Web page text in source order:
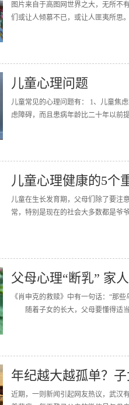
图片来自于高图网世界之大，无所不
们或让人倾慕不已，或让人匪夷所思
儿童心理问题
儿童常见的心理问题有： 1、儿童焦
虑障碍，而且患病年龄比二十年以前
儿童心理健康的5个
儿童在生长发育期，父母们除了要注
常，特别是现在的社会大多数都是爷
父母心理“断乳” 家
《肖申克的救赎》中有一句话：“那
随着子女的长大，父母要懂得适当
年纪越大越孤单？
近期，一则新闻引起网友热议，武汉